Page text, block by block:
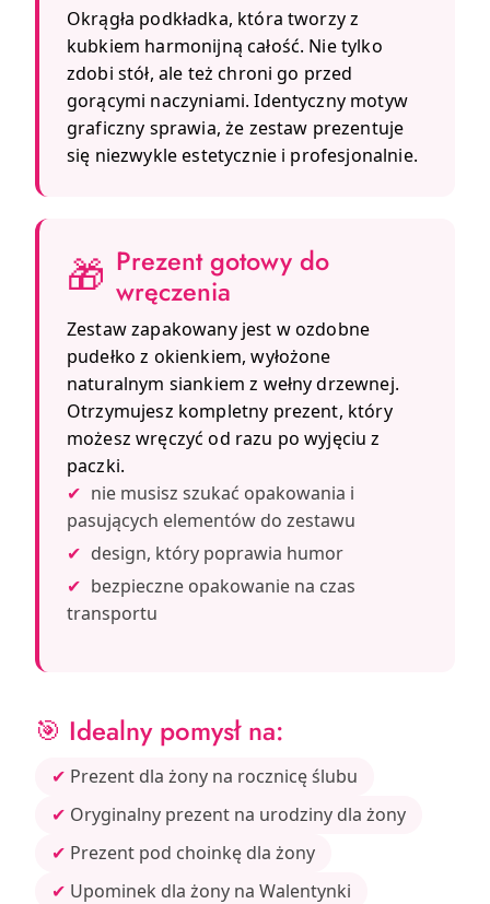
Okrągła podkładka, która tworzy z
kubkiem harmonijną całość. Nie tylko
zdobi stół, ale też chroni go przed
gorącymi naczyniami. Identyczny motyw
graficzny sprawia, że zestaw prezentuje
się niezwykle estetycznie i profesjonalnie.
🎁 Prezent gotowy do
wręczenia
Zestaw zapakowany jest w ozdobne
pudełko z okienkiem, wyłożone
naturalnym siankiem z wełny drzewnej.
Otrzymujesz kompletny prezent, który
możesz wręczyć od razu po wyjęciu z
paczki.
✔ nie musisz szukać opakowania i
pasujących elementów do zestawu
✔ design, który poprawia humor
✔ bezpieczne opakowanie na czas
transportu
🎯 Idealny pomysł na:
✔ Prezent dla żony na rocznicę ślubu
✔ Oryginalny prezent na urodziny dla żony
✔ Prezent pod choinkę dla żony
✔ Upominek dla żony na Walentynki